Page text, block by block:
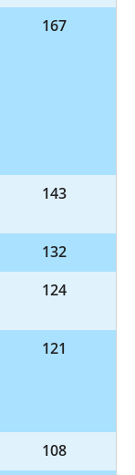
167
143
132
124
121
108